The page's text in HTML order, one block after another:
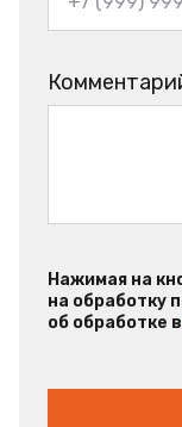
Нажимая на
на обработку
об обработке в